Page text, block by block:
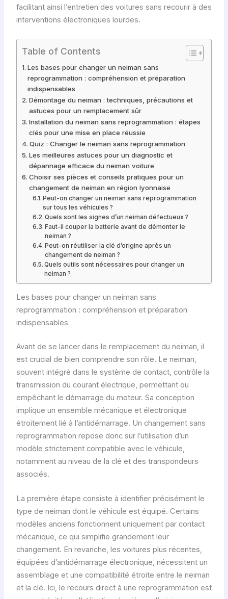
facilitant ainsi l’entretien des voitures sans recourir à des
interventions électroniques lourdes.
Table of Contents
Les bases pour changer un neiman sans
reprogrammation : compréhension et préparation
indispensables
Démontage du neiman : techniques, précautions et
astuces pour un remplacement sûr
Installation du neiman sans reprogrammation : étapes
clés pour une mise en place réussie
Quiz : Changer le neiman sans reprogrammation
Les meilleures astuces pour un diagnostic et
dépannage efficace du neiman voiture
Choisir ses pièces et conseils pratiques pour un
changement de neiman en région lyonnaise
Peut-on changer un neiman sans reprogrammation
sur tous les véhicules ?
Quels sont les signes d’un neiman défectueux ?
Faut-il couper la batterie avant de démonter le
neiman ?
Peut-on réutiliser la clé d’origine après un
changement de neiman ?
Quels outils sont nécessaires pour changer un
neiman ?
Les bases pour changer un neiman sans
reprogrammation : compréhension et préparation
indispensables
Avant de se lancer dans le remplacement du neiman, il
est crucial de bien comprendre son rôle. Le neiman,
souvent intégré dans le système de contact, contrôle la
transmission du courant électrique, permettant ou
empêchant le démarrage du moteur. Sa conception
implique un ensemble mécanique et électronique
étroitement lié à l’antidémarrage. Un changement sans
reprogrammation repose donc sur l’utilisation d’un
modèle strictement compatible avec le véhicule,
notamment au niveau de la clé et des transpondeurs
associés.
La première étape consiste à identifier précisément le
type de neiman dont le véhicule est équipé. Certains
modèles anciens fonctionnent uniquement par contact
mécanique, ce qui simplifie grandement leur
changement. En revanche, les voitures plus récentes,
équipées d’antidémarrage électronique, nécessitent un
assemblage et une compatibilité étroite entre le neiman
et la clé. Ici, le recours direct à une reprogrammation est